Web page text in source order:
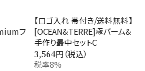
フ
【ロゴ入れ 帯付き/送料無料】
[OCEAN&TERRE]極バーム&
手作り最中セットC
3,564円（税込）
税率8%